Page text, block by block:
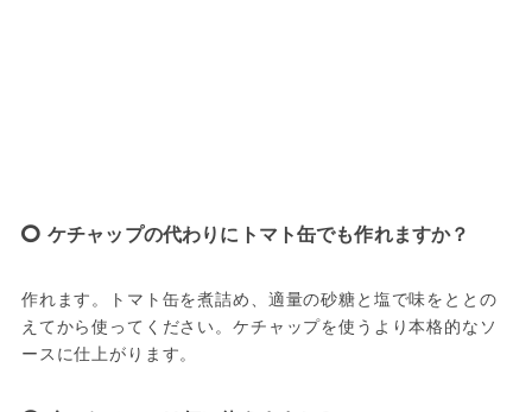
ケチャップの代わりにトマト缶でも作れますか？
作れます。トマト缶を煮詰め、適量の砂糖と塩で味をととの
えてから使ってください。ケチャップを使うより本格的なソ
ースに仕上がります。